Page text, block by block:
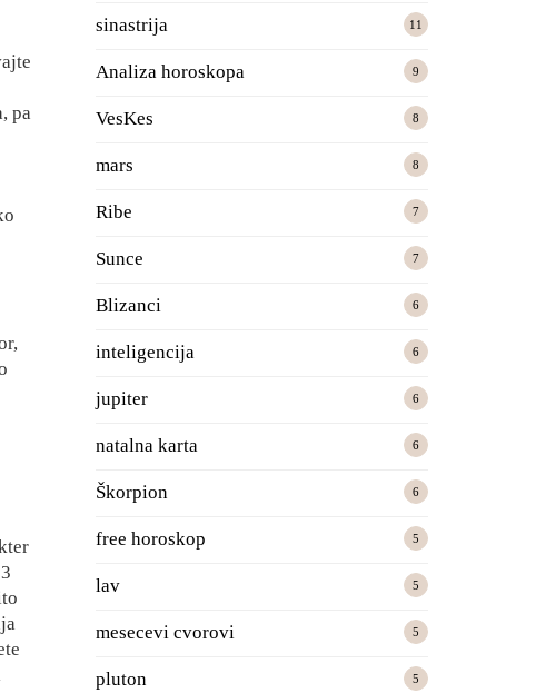
pa
sinastrija 11
Analiza horoskopa 9
VesKes 8
mars 8
Ribe 7
Sunce 7
Blizanci 6
inteligencija 6
jupiter 6
natalna karta 6
Škorpion 6
free horoskop 5
lav 5
mesecevi cvorovi 5
pluton 5